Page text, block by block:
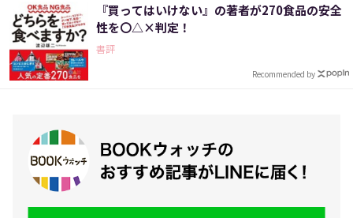
『買ってはいけない』の著者が270食品の安全
性を〇△×判定！
書評
Recommended by